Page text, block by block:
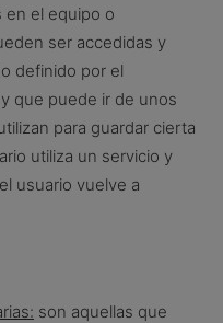
en el equipo o
ser accedidas y
definido por el
que puede ir de unos
para guardar cierta
utiliza un servicio y
usuario vuelve a
son aquellas que